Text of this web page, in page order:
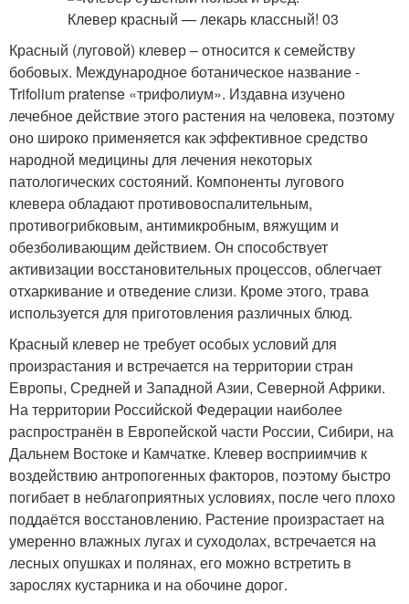
Красный (луговой) клевер – относится к семейству
бобовых. Международное ботаническое название -
Trifolium pratense «трифолиум». Издавна изучено
лечебное действие этого растения на человека, поэтому
оно широко применяется как эффективное средство
народной медицины для лечения некоторых
патологических состояний. Компоненты лугового
клевера обладают противовоспалительным,
противогрибковым, антимикробным, вяжущим и
обезболивающим действием. Он способствует
активизации восстановительных процессов, облегчает
отхаркивание и отведение слизи. Кроме этого, трава
используется для приготовления различных блюд.
Красный клевер не требует особых условий для
произрастания и встречается на территории стран
Европы, Средней и Западной Азии, Северной Африки.
На территории Российской Федерации наиболее
распространён в Европейской части России, Сибири, на
Дальнем Востоке и Камчатке. Клевер восприимчив к
воздействию антропогенных факторов, поэтому быстро
погибает в неблагоприятных условиях, после чего плохо
поддаётся восстановлению. Растение произрастает на
умеренно влажных лугах и суходолах, встречается на
лесных опушках и полянах, его можно встретить в
зарослях кустарника и на обочине дорог.